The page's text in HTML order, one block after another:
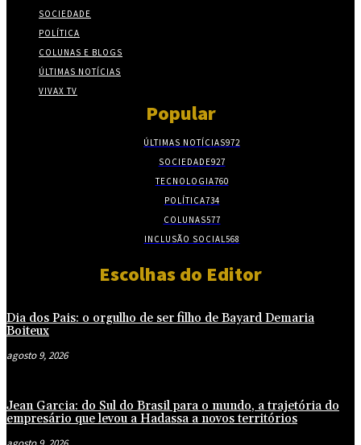
SOCIEDADE
POLÍTICA
COLUNAS E BLOGS
ÚLTIMAS NOTÍCIAS
VIVAX TV
Popular
ÚLTIMAS NOTÍCIAS972
SOCIEDADE927
TECNOLOGIA760
POLÍTICA734
COLUNAS577
INCLUSÃO SOCIAL 568
Escolhas do Editor
Dia dos Pais: o orgulho de ser filho de Bayard Demaria
Boiteux
agosto 9, 2026
Jean Garcia: do Sul do Brasil para o mundo, a trajetória do
empresário que levou a Hadassa a novos territórios